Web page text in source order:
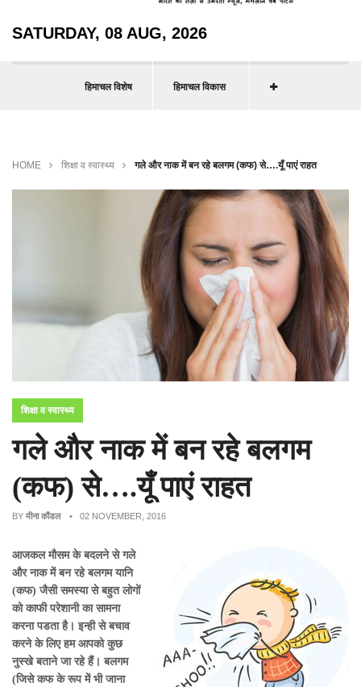
SATURDAY, 08 AUG, 2026
हिमाचल विशेष हिमाचल विकास
HOME शिक्षा व स्वास्थ्य गले और नाक में बन रहे बलगम (कफ) से….यूँ पाएं राहत
शिक्षा व स्वास्थ्य
गले और नाक में बन रहे बलगम
(कफ) से….यूँ पाएं राहत
BY मीना कौंडल • 02 NOVEMBER, 2016
आजकल मौसम के बदलने से गले
और नाक में बन रहे बलगम यानि
(कफ) जैसी समस्या से बहुत लोगों
को काफी परेशानी का सामना
करना पडता है। इन्ही से बचाव
करने के लिए हम आपको कुछ
नुस्खे बताने जा रहे हैं। बलगम
(जिसे कफ के रूप में भी जाना